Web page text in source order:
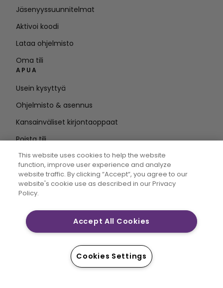
Jäsenyyssuunnitelmat
Aktivoi koodi
Lataa ohjelmisto
Oma tili
APUA
Usein kysyttyä
Ohjelmisto & asennus
Kansainväliset kirjontaoppaat
Poista tili
Anna
sähköpostiosoite
CREATIVATE MYSEWNET ovat Singer Sourcing Limited
Sourcing Limited LLC tai sen tytäryhtiöt. Kaikki oikeudet
This website uses cookies to help the website
function, improve user experience and analyze
website traffic. By clicking “Accept“, you agree to our
website's cookie use as described in our Privacy
Policy.
Accept All Cookies
Cookies Settings